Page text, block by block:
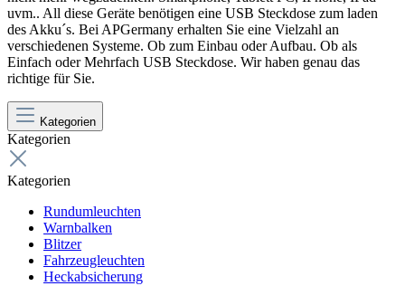
uvm.. All diese Geräte benötigen eine USB Steckdose zum laden
des Akku´s. Bei APGermany erhalten Sie eine Vielzahl an
verschiedenen Systeme. Ob zum Einbau oder Aufbau. Ob als
Einfach oder Mehrfach USB Steckdose. Wir haben genau das
richtige für Sie.
Kategorien
Kategorien
Kategorien
Rundumleuchten
Warnbalken
Blitzer
Fahrzeugleuchten
Heckabsicherung